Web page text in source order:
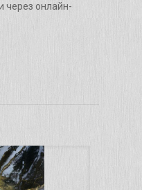
через онлайн-